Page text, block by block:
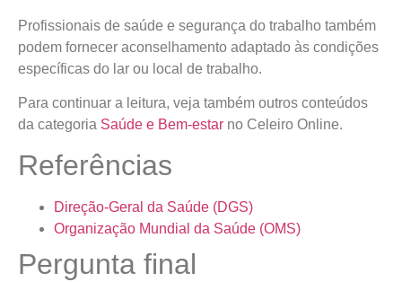
Profissionais de saúde e segurança do trabalho também
podem fornecer aconselhamento adaptado às condições
específicas do lar ou local de trabalho.
Para continuar a leitura, veja também outros conteúdos
da categoria Saúde e Bem-estar no Celeiro Online.
Referências
Direção-Geral da Saúde (DGS)
Organização Mundial da Saúde (OMS)
Pergunta final